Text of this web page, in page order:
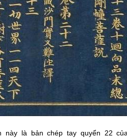
này là bản chép tay quyển 22